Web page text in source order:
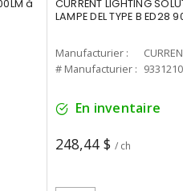
à
CURRENT LIGHTING
LAMPE DEL TYPE B
Manufacturier :
# Manufacturier :
En inventaire
248,44 $ / ch